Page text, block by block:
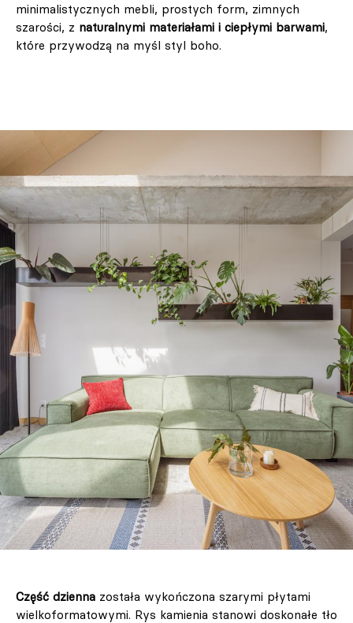
minimalistycznych mebli, prostych form, zimnych
szarości, z naturalnymi materiałami i ciepłymi barwami,
które przywodzą na myśl styl boho.
Część dzienna została wykończona szarymi płytami
wielkoformatowymi. Rys kamienia stanowi doskonałe tło